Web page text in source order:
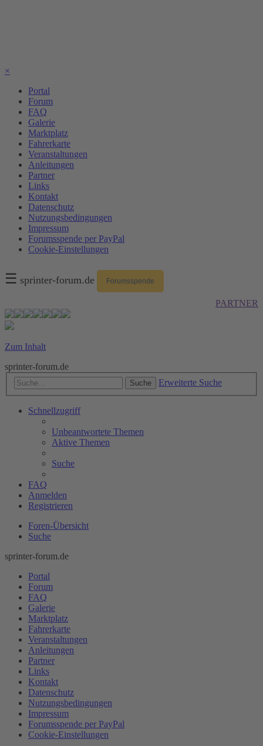
×
Portal
Forum
FAQ
Galerie
Marktplatz
Fahrerkarte
Veranstaltungen
Anleitungen
Partner
Links
Kontakt
Datenschutz
Nutzungsbedingungen
Impressum
Forumsspende per PayPal
Cookie-Einstellungen
☰ sprinter-forum.de Forumsspende
PARTNER
Zum Inhalt
sprinter-forum.de
Suche Erweiterte Suche
Schnellzugriff
Unbeantwortete Themen
Aktive Themen
Suche
FAQ
Anmelden
Registrieren
Foren-Übersicht
Suche
sprinter-forum.de
Portal
Forum
FAQ
Galerie
Marktplatz
Fahrerkarte
Veranstaltungen
Anleitungen
Partner
Links
Kontakt
Datenschutz
Nutzungsbedingungen
Impressum
Forumsspende per PayPal
Cookie-Einstellungen